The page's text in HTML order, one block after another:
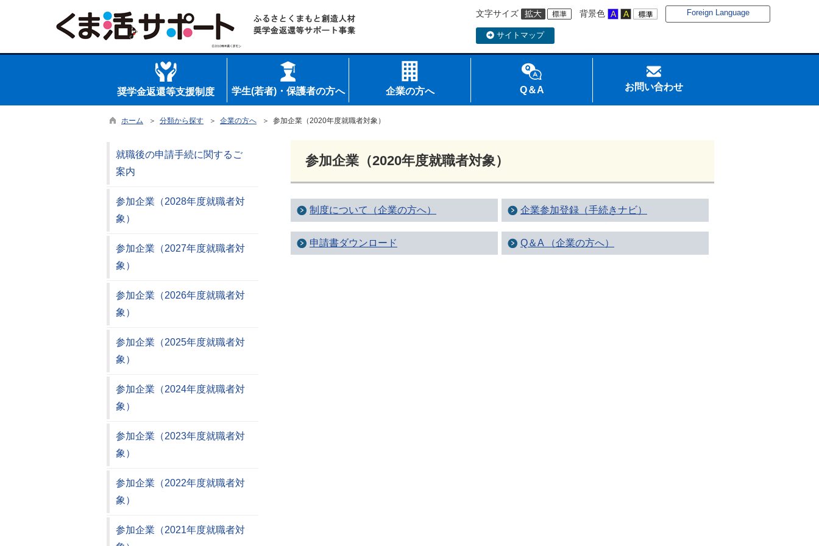
文字サイズ 背景色 Foreign Language
サイトマップ
奨学金返還等支援制度 学生(若者)・保護者の方へ 企業の方へ Q＆A お問い合わせ
ホーム ＞ 分類から探す ＞ 企業の方へ ＞ 参加企業（2020年度就職者対象）
参加企業（2020年度就職者対象）
制度について（企業の方へ） 企業参加登録（手続きナビ）
申請書ダウンロード Q＆A （企業の方へ）
就職後の申請手続に関するご
案内
参加企業（2028年度就職者対
象）
参加企業（2027年度就職者対
象）
参加企業（2026年度就職者対
象）
参加企業（2025年度就職者対
象）
参加企業（2024年度就職者対
象）
参加企業（2023年度就職者対
象）
参加企業（2022年度就職者対
象）
参加企業（2021年度就職者対